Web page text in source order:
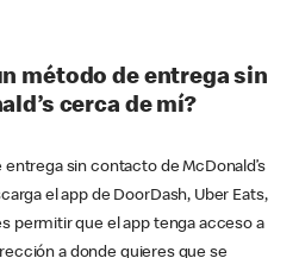
método de entrega sin
cerca de mí?
sin contacto de McDonald’s
el app de DoorDash, Uber Eats,
permitir que el app tenga acceso a
a donde quieres que se